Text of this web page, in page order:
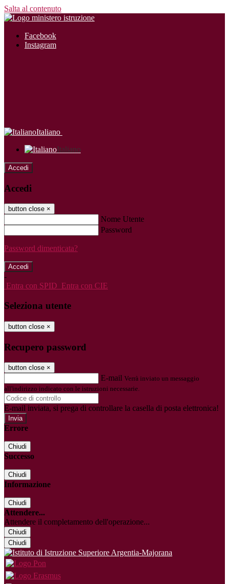
Salta al contenuto
Facebook
Instagram
Italiano
Italiano
Accedi
Accedi
button close ×
Nome Utente
Password
Password dimenticata?
-
Entra con SPID Entra con CIE
Seleziona utente
button close ×
Recupero password
button close ×
E-mail Verrà inviato un messaggio
all'indirizzo indicato con le istruzioni necessarie.
E-mail inviata, si prega di controllare la casella di posta elettronica!
Errore
Chiudi
Successo
Chiudi
Informazione
Chiudi
Attendere...
Attendere il completamento dell'operazione...
Chiudi
Chiudi